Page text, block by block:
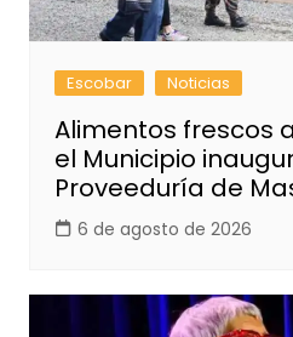
Escobar Noticias
Alimentos frescos
el Municipio
Proveeduría de
6 de agosto de 2026